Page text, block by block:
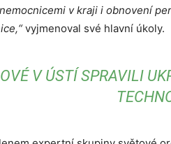
v kraji i obnovení
vyjmenoval své hlavní úkoly.
V ÚSTÍ SPRAVILI